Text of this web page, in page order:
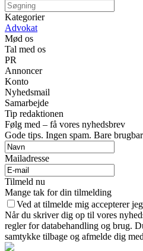
Kategorier
Advokat
Mød os
Tal med os
PR
Annoncer
Konto
Nyhedsmail
Samarbejde
Tip redaktionen
Følg med – få vores nyhedsbrev
Gode tips. Ingen spam. Bare
Mailadresse
Tilmeld nu
Mange tak for din tilmelding
Ved at tilmelde mig accepterer
Når du skriver dig op til vores
regler for databehandling og brug.
samtykke tilbage og afmelde dig